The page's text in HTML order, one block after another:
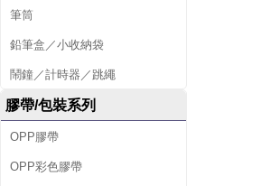
筆筒
鉛筆盒／小收納袋
鬧鐘／計時器／跳繩
膠帶/包裝系列
OPP膠帶
OPP彩色膠帶